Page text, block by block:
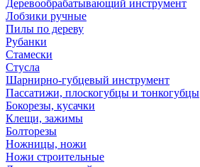
Деревообрабатывающий инструмент
Лобзики ручные
Пилы по дереву
Рубанки
Стамески
Стусла
Шарнирно-губцевый инструмент
Пассатижи, плоскогубцы и тонкогубцы
Бокорезы, кусачки
Клещи, зажимы
Болторезы
Ножницы, ножи
Ножи строительные